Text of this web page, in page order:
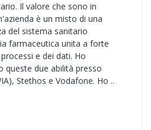
Il valore che sono in
è un misto di una
del sistema sanitario
farmaceutica unita a forte
e dei dati. Ho
queste due abilità presso
Stethos e Vodafone. Ho ..